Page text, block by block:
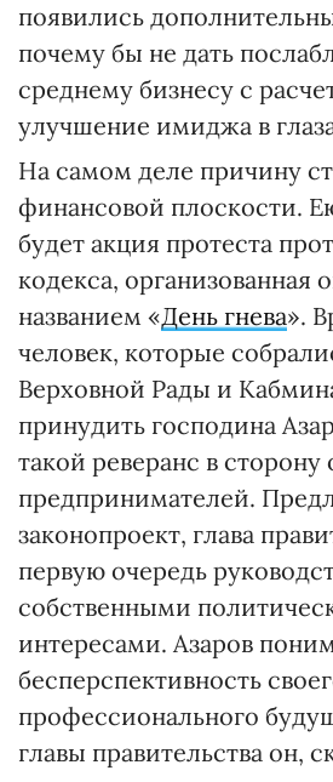
появились
почему бы не дать
среднему бизнесу с
улучшение имиджа в
На самом деле причину
финансовой плоскости.
будет акция протеста
кодекса, организованная
названием «День гнева».
человек, которые
Верховной Рады и
принудить господина
такой реверанс в сторону
предпринимателей.
законопроект, глава
первую очередь
собственными
интересами. Азаров
бесперспективность
профессионального
главы правительства он,